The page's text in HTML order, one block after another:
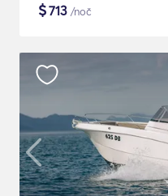
$713 /noč